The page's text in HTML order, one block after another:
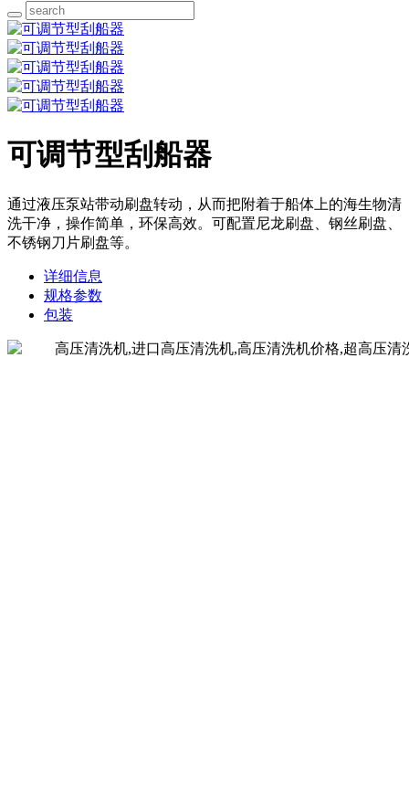
可调节型刮船器
通过液压泵站带动刷盘转动，从而把附着于船体上的海生物清
洗干净，操作简单，环保高效。可配置尼龙刷盘、钢丝刷盘、
不锈钢刀片刷盘等。
详细信息
规格参数
包装